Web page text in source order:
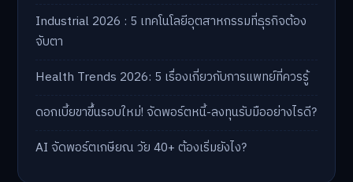
Industrial 2026 : 5 เทคโนโลยีอุตสาหกรรมที่ธุรกิจต้อง
จับตา
Health Trends 2026: 5 เรื่องเกี่ยวกับการแพทย์ที่ควรรู้
ดอกเบี้ยขาขึ้นรอบใหม่! จัดพอร์ตหนี้-ลงทุนรับมืออย่างไรดี?
AI จัดพอร์ตเกษียณ วัย 40+ ต้องเริ่มยังไง?